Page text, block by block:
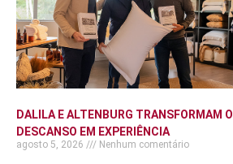
DALILA E ALTENBURG TRANSFORMAM O
DESCANSO EM EXPERIÊNCIA
agosto 5, 2026 Nenhum comentário